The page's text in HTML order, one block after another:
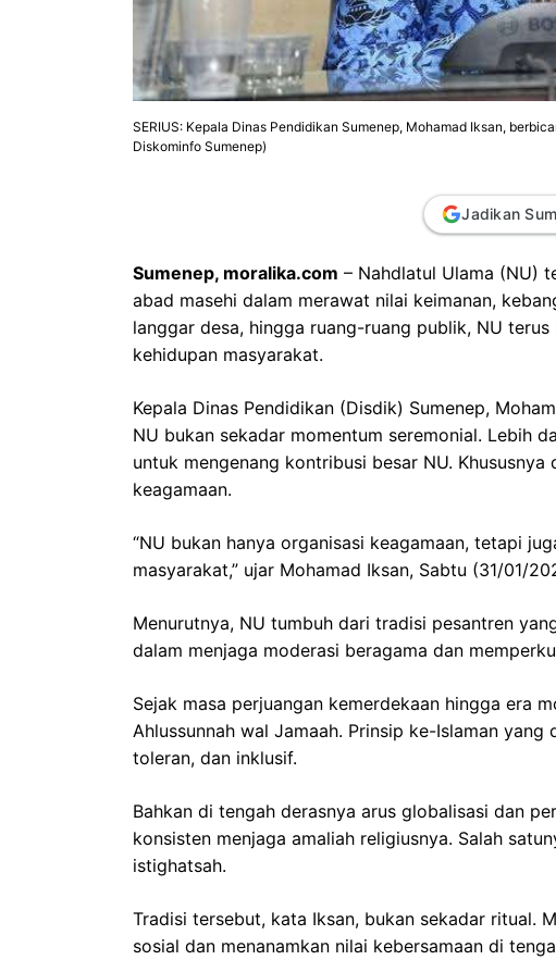
SERIUS: Kepala Dinas Pendidikan Sumenep, Mohamad Iksan,
Diskominfo Sumenep)
Jadikan
Sumenep, moralika.com – Nahdlatul Ulama (NU)
abad masehi dalam merawat nilai keimanan,
langgar desa, hingga ruang-ruang publik, NU
kehidupan masyarakat.
Kepala Dinas Pendidikan (Disdik) Sumenep,
NU bukan sekadar momentum seremonial. Lebih
untuk mengenang kontribusi besar NU.
keagamaan.
“NU bukan hanya organisasi keagamaan, tetapi
masyarakat,” ujar Mohamad Iksan, Sabtu (31/01/
Menurutnya, NU tumbuh dari tradisi pesantren
dalam menjaga moderasi beragama dan
Sejak masa perjuangan kemerdekaan hingga era
Ahlussunnah wal Jamaah. Prinsip ke-Islaman
toleran, dan inklusif.
Bahkan di tengah derasnya arus globalisasi dan
konsisten menjaga amaliah religiusnya. Salah
istighatsah.
Tradisi tersebut, kata Iksan, bukan sekadar ritual.
sosial dan menanamkan nilai kebersamaan di